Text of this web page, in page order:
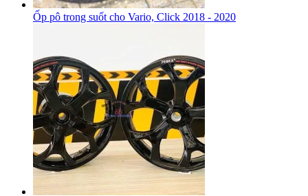
Ốp pô trong suốt cho Vario, Click 2018 - 2020